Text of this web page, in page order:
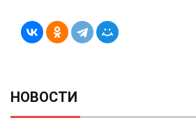
НОВОСТИ